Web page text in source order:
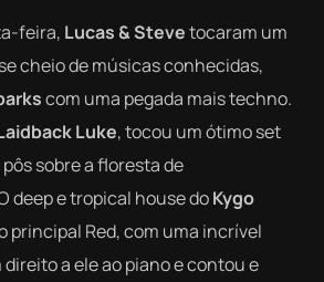
feira, Lucas & Stevetocaram um
cheio de músicas conhecidas,
com uma pegada mais techno.
Luke, tocou um ótimo set
sobre a floresta de
deep e tropical house doKygo
principal Red, com uma incrível
a ele ao piano e contou e